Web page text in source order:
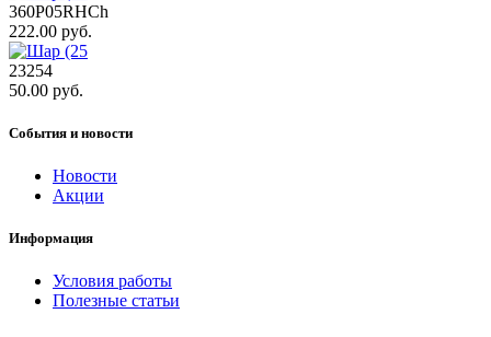
360P05RHCh
222.00 руб.
23254
50.00 руб.
События и новости
Новости
Акции
Информация
Условия работы
Полезные статьи